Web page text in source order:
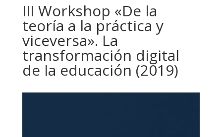
III Workshop «De la
teoría a la práctica y
viceversa». La
transformación digital
de la educación (2019)